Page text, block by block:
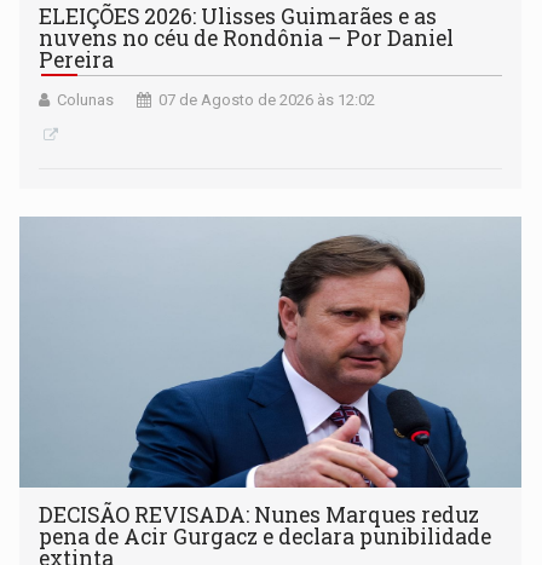
ELEIÇÕES 2026: Ulisses Guimarães e as
nuvens no céu de Rondônia – Por Daniel
Pereira
Colunas 07 de Agosto de 2026 às 12:02
DECISÃO REVISADA: Nunes Marques reduz
pena de Acir Gurgacz e declara punibilidade
extinta